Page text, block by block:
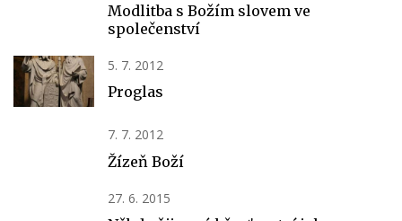
Modlitba s Božím slovem ve
společenství
5. 7. 2012
Proglas
7. 7. 2012
Žízeň Boží
27. 6. 2015